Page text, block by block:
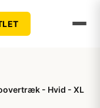
- Hvid - XL